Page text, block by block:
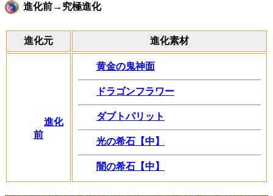
進化前→究極進化
進化元 進化素材
進化
前
黄金の鬼神面
ドラゴンフラワー
ダブトパリット
光の希石【中】
闇の希石【中】